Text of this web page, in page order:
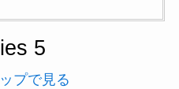
5
プで見る